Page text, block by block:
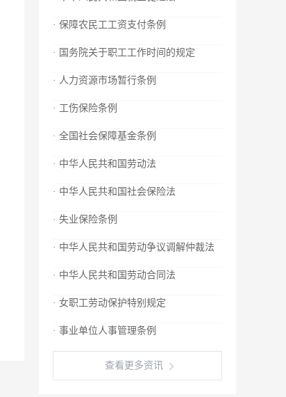
· 保障农民工工资支付条例
· 国务院关于职工工作时间的规定
· 人力资源市场暂行条例
· 工伤保险条例
· 全国社会保障基金条例
· 中华人民共和国劳动法
· 中华人民共和国社会保险法
· 失业保险条例
· 中华人民共和国劳动争议调解仲裁法
· 中华人民共和国劳动合同法
· 女职工劳动保护特别规定
· 事业单位人事管理条例
查看更多资讯